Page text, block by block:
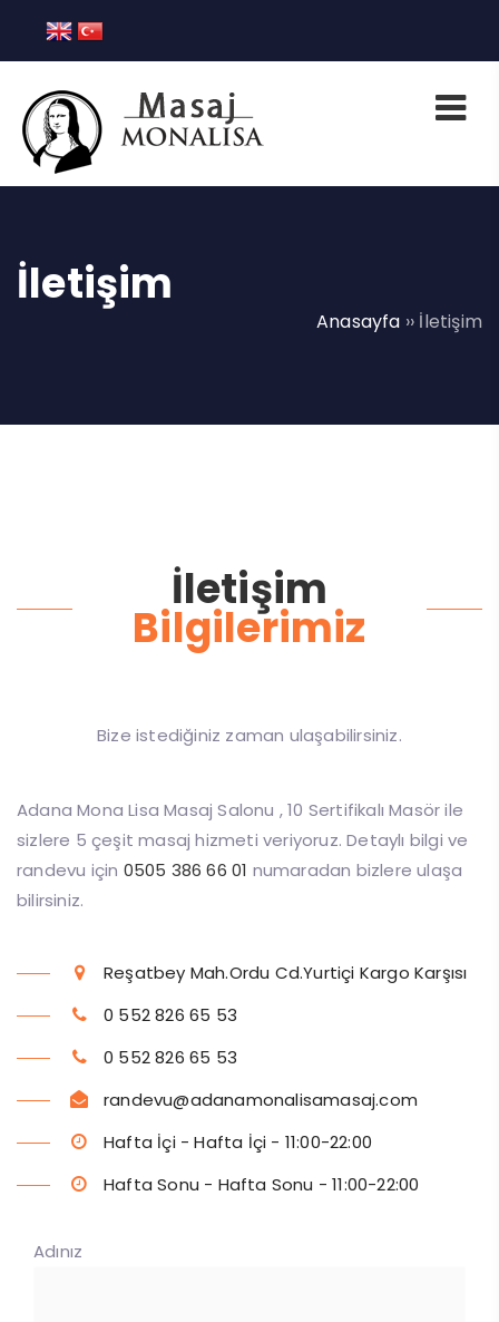
İletişim
Anasayfa ›› İletişim
İletişim
Bilgilerimiz
Bize istediğiniz zaman ulaşabilirsiniz.
Adana Mona Lisa Masaj Salonu , 10 Sertifikalı Masör ile
sizlere 5 çeşit masaj hizmeti veriyoruz. Detaylı bilgi ve
randevu için 0505 386 66 01 numaradan bizlere ulaşa
bilirsiniz.
Reşatbey Mah.Ordu Cd.Yurtiçi Kargo Karşısı
0 552 826 65 53
0 552 826 65 53
randevu@adanamonalisamasaj.com
Hafta İçi - Hafta İçi - 11:00-22:00
Hafta Sonu - Hafta Sonu - 11:00-22:00
Adınız